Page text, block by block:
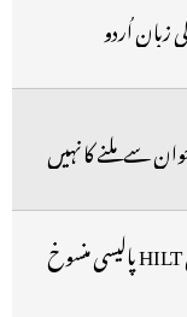
زبان اُردو
سے ملنے کا نہیں
بی آر ایس کو اقتدار حاصل ہوتے ہی HILT پالیسی منسوخ